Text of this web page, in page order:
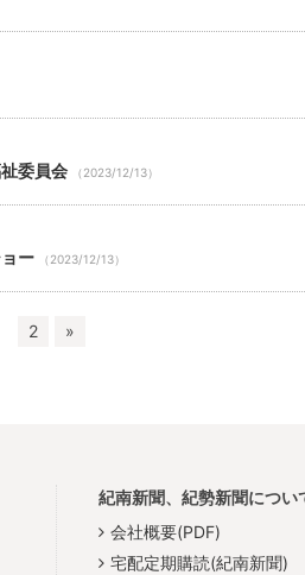
委員会 （2023/12/13）
ー （2023/12/13）
2 »
紀南新聞、紀勢新聞につい
会社概要(PDF)
宅配定期購読(紀南新聞)